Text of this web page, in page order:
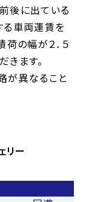
後に出ている
る車両運賃を
荷の幅が２．５
ます。
が異なること
リー